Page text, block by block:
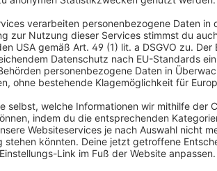
Häufige Fragen